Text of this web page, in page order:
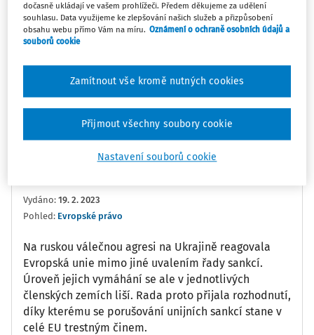
0:00 4:45
Oblíbené Náměty Sdílet
Informace Přepis
Vydáno: 19. 2. 2023
Pohled: Evropské právo
Na ruskou válečnou agresi na Ukrajině reagovala
Evropská unie mimo jiné uvalením řady sankcí.
Úroveň jejich vymáhání se ale v jednotlivých
členských zemích liší. Rada proto přijala rozhodnutí,
díky kterému se porušování unijních sankcí stane v
celé EU trestným činem.
dočasně ukládají ve vašem prohlížeči. Předem děkujeme za udělení
souhlasu. Data využijeme ke zlepšování našich služeb a přizpůsobení
obsahu webu přímo Vám na míru. Oznámení o ochraně osobních údajů a
souborů cookie
Nastavení souborů cookie
Zamítnout vše kromě nutných cookies
Přijmout všechny soubory cookie